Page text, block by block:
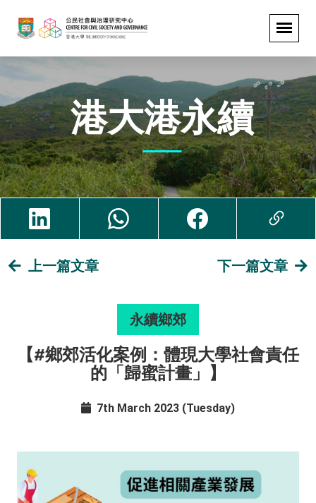
港大港永續
上一篇文章 下一篇文章
永續鄉郊
【#鄉郊活化案例：體現大學社會責任
的「歸蜜計畫」】
7th March 2023 (Tuesday)